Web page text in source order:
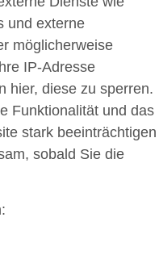
und externe
möglicherweise
IP-Adresse
hier, diese zu sperren.
Funktionalität und das
stark beeinträchtigen
sobald Sie die